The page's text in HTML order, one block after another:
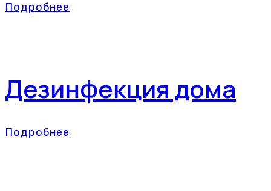
Подробнее
Дезинфекция дома
Подробнее